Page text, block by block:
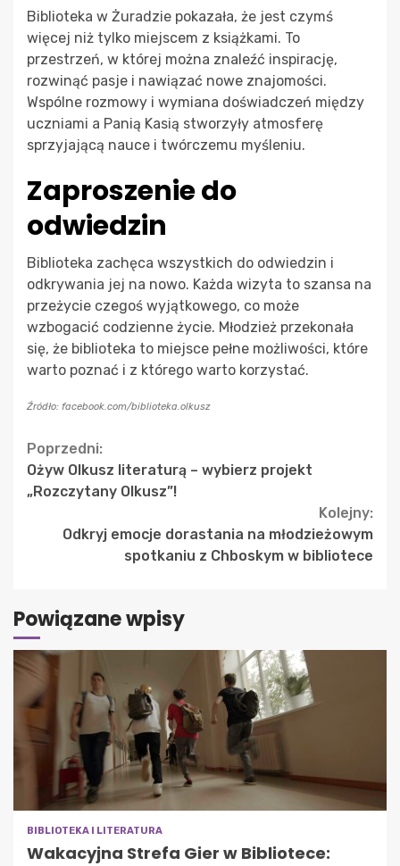
Biblioteka w Żuradzie pokazała, że jest czymś
więcej niż tylko miejscem z książkami. To
przestrzeń, w której można znaleźć inspirację,
rozwinąć pasje i nawiązać nowe znajomości.
Wspólne rozmowy i wymiana doświadczeń między
uczniami a Panią Kasią stworzyły atmosferę
sprzyjającą nauce i twórczemu myśleniu.
Zaproszenie do
odwiedzin
Biblioteka zachęca wszystkich do odwiedzin i
odkrywania jej na nowo. Każda wizyta to szansa na
przeżycie czegoś wyjątkowego, co może
wzbogacić codzienne życie. Młodzież przekonała
się, że biblioteka to miejsce pełne możliwości, które
warto poznać i z którego warto korzystać.
Źródło: facebook.com/biblioteka.olkusz
Continue
Reading
Poprzedni:
Ożyw Olkusz literaturą – wybierz projekt
„Rozczytany Olkusz”!
Kolejny:
Odkryj emocje dorastania na młodzieżowym
spotkaniu z Chboskym w bibliotece
Powiązane wpisy
BIBLIOTEKA I LITERATURA
Wakacyjna Strefa Gier w Bibliotece: